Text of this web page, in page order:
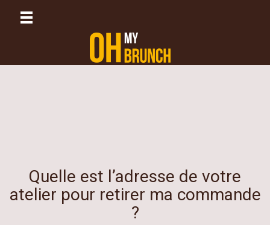
Quelle est l’adresse de votre
atelier pour retirer ma commande
?